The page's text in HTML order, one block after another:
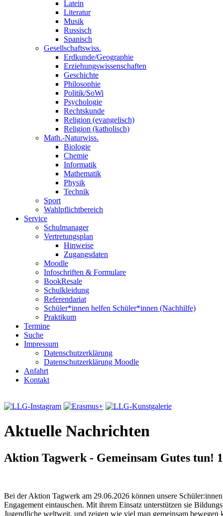
Latein
Literatur
Musik
Russisch
Spanisch
Gesellschaftswiss.
Erdkunde/Geographie
Erziehungswissenschaften
Geschichte
Philosophie
Politik/SoWi
Psychologie
Rechtskunde
Religion (evangelisch)
Religion (katholisch)
Math.-Naturwiss.
Biologie
Chemie
Informatik
Mathematik
Physik
Technik
Sport
Wahlpflichtbereich
Service
Schulmanager
Vertretungsplan
Hinweise
Zugangsdaten
Moodle
Infoschriften & Formulare
BookResale
Schulkleidung
Referendariat
Schüler*innen helfen Schüler*innen (Nachhilfe)
Praktikum
Termine
Suche
Impressum
Datenschutzerklärung
Datenschutzerklärung Moodle
Anfahrt
Kontakt
Aktuelle Nachrichten
Aktion Tagwerk - Gemeinsam Gutes tun!
Bei der Aktion Tagwerk am 29.06.2026 können unsere
Engagement eintauschen. Mit ihrem Einsatz unterstützen sie
Jugendliche weltweit, und zeigen wie viel man gemeinsam